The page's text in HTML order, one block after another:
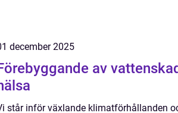
december 2025
av
står inför växlande klimatförhållanden